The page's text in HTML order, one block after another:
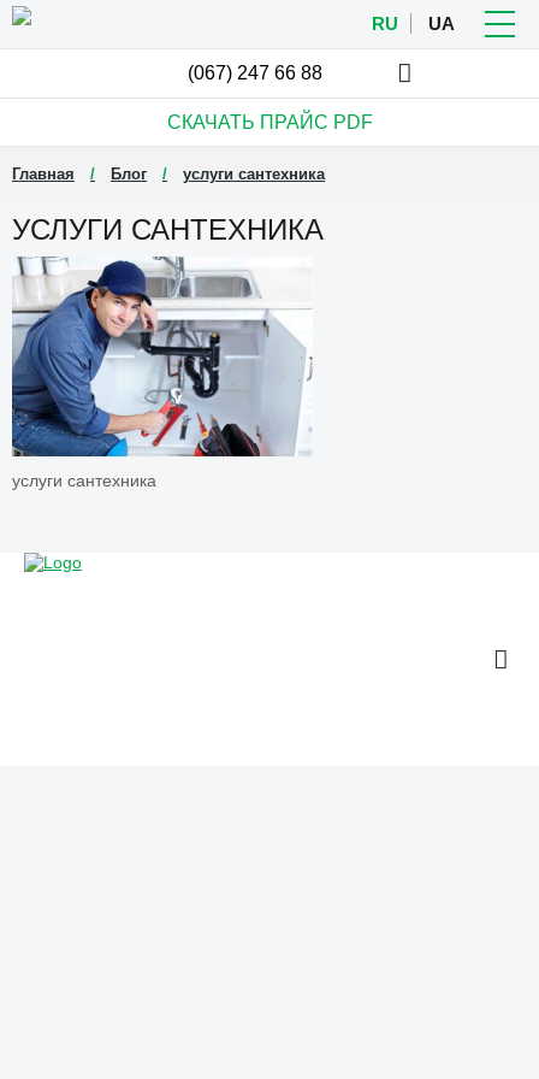
RU UA
(067) 247 66 88
СКАЧАТЬ ПРАЙС PDF
Главная Блог услуги сантехника
УСЛУГИ САНТЕХНИКА
услуги сантехника